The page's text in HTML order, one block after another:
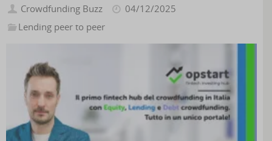
Crowdfunding Buzz
04/12/2025
Lending peer to peer